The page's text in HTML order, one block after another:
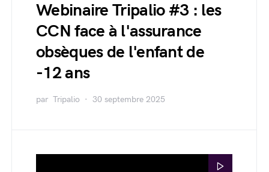
Webinaire Tripalio #3 : les
CCN face à l'assurance
obsèques de l'enfant de
-12 ans
par Tripalio 30 septembre 2025